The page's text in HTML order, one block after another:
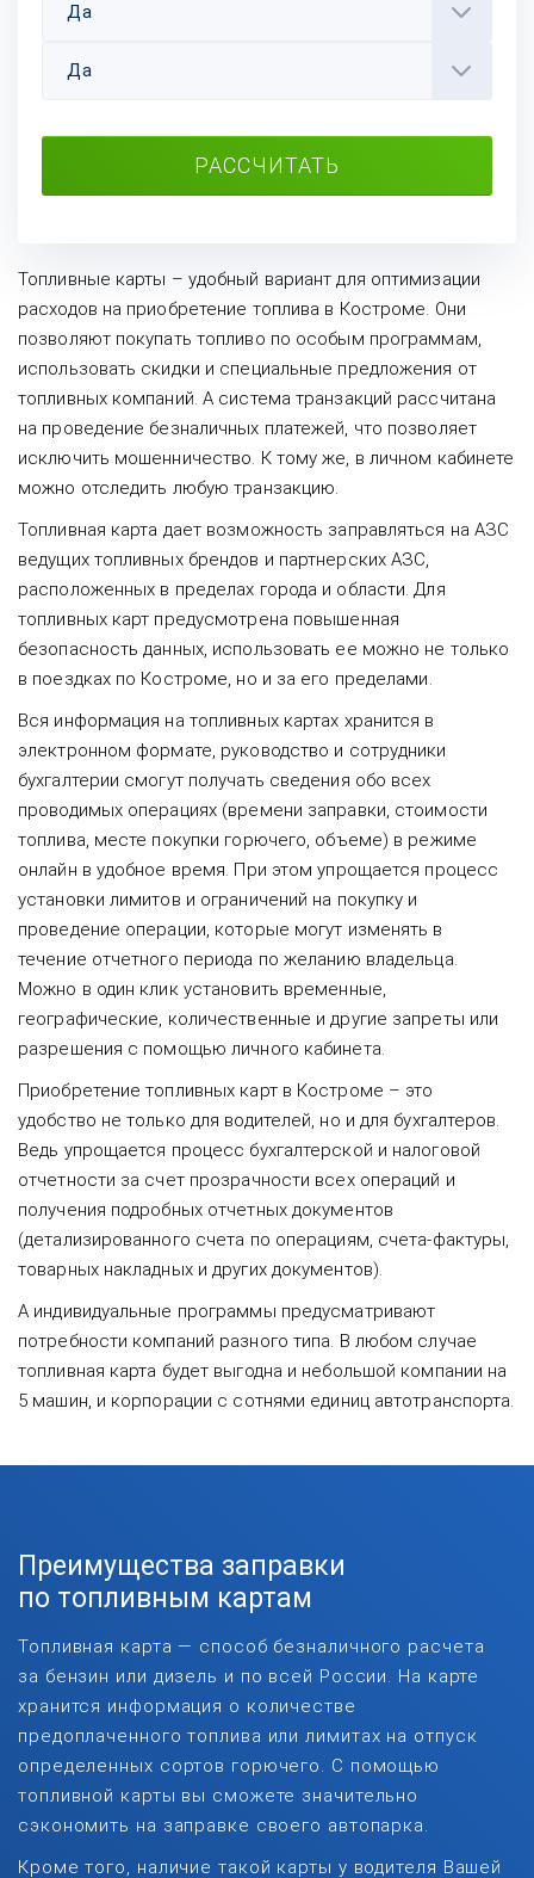
Да
Да
РАССЧИТАТЬ
Топливные карты – удобный вариант для оптимизации
расходов на приобретение топлива в Костроме. Они
позволяют покупать топливо по особым программам,
использовать скидки и специальные предложения от
топливных компаний. А система транзакций рассчитана
на проведение безналичных платежей, что позволяет
исключить мошенничество. К тому же, в личном кабинете
можно отследить любую транзакцию.
Топливная карта дает возможность заправляться на АЗС
ведущих топливных брендов и партнерских АЗС,
расположенных в пределах города и области. Для
топливных карт предусмотрена повышенная
безопасность данных, использовать ее можно не только
в поездках по Костроме, но и за его пределами.
Вся информация на топливных картах хранится в
электронном формате, руководство и сотрудники
бухгалтерии смогут получать сведения обо всех
проводимых операциях (времени заправки, стоимости
топлива, месте покупки горючего, объеме) в режиме
онлайн в удобное время. При этом упрощается процесс
установки лимитов и ограничений на покупку и
проведение операции, которые могут изменять в
течение отчетного периода по желанию владельца.
Можно в один клик установить временные,
географические, количественные и другие запреты или
разрешения с помощью личного кабинета.
Приобретение топливных карт в Костроме – это
удобство не только для водителей, но и для бухгалтеров.
Ведь упрощается процесс бухгалтерской и налоговой
отчетности за счет прозрачности всех операций и
получения подробных отчетных документов
(детализированного счета по операциям, счета-фактуры,
товарных накладных и других документов).
А индивидуальные программы предусматривают
потребности компаний разного типа. В любом случае
топливная карта будет выгодна и небольшой компании на
5 машин, и корпорации с сотнями единиц автотранспорта.
Преимущества заправки
по топливным картам
Топливная карта — способ безналичного расчета
за бензин или дизель и по всей России. На карте
хранится информация о количестве
предоплаченного топлива или лимитах на отпуск
определенных сортов горючего. С помощью
топливной карты вы сможете значительно
сэкономить на заправке своего автопарка.
Кроме того, наличие такой карты у водителя Вашей